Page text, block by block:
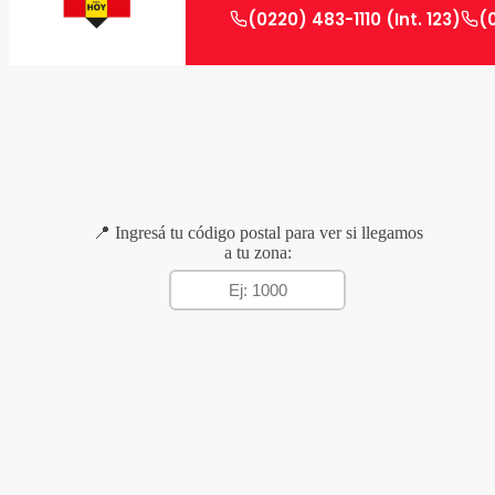
(0220) 483-1110 (Int. 123)
📍 Ingresá tu código postal para ver si llegamos
a tu zona: